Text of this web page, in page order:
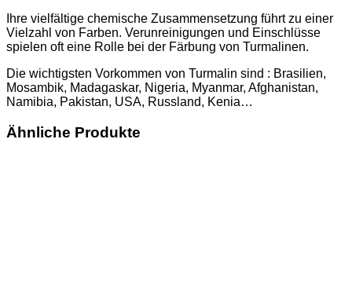
Ihre vielfältige chemische Zusammensetzung führt zu einer
Vielzahl von Farben. Verunreinigungen und Einschlüsse
spielen oft eine Rolle bei der Färbung von Turmalinen.
Die wichtigsten Vorkommen von Turmalin sind : Brasilien,
Mosambik, Madagaskar, Nigeria, Myanmar, Afghanistan,
Namibia, Pakistan, USA, Russland, Kenia…
Ähnliche Produkte